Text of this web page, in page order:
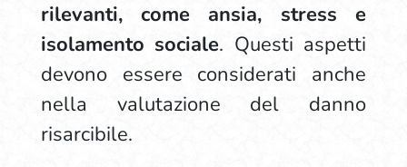
rilevanti, come ansia, stress e
isolamento sociale. Questi aspetti
devono essere considerati anche
nella valutazione del danno
risarcibile.